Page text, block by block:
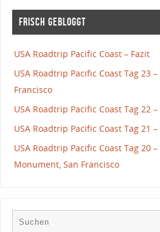
Frisch gebloggt
USA Roadtrip Pacific Coast – Fazit
USA Roadtrip Pacific Coast Tag 23
Francisco
USA Roadtrip Pacific Coast Tag 22
USA Roadtrip Pacific Coast Tag 21
USA Roadtrip Pacific Coast Tag 20
Monument, San Francisco